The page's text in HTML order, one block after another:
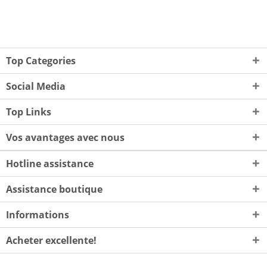
Top Categories
Social Media
Top Links
Vos avantages avec nous
Hotline assistance
Assistance boutique
Informations
Acheter excellente!